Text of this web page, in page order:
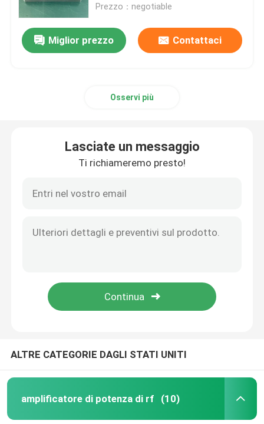
Prezzo：negotiable
Miglior prezzo Contattaci
Osservi più
Lasciate un messaggio
Ti richiameremo presto!
ALTRE CATEGORIE DAGLI STATI UNITI
amplificatore di potenza di rf (10)